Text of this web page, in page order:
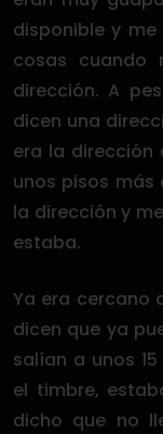
disponible y
cosas cuando
dirección. A
dicen una
era la dirección
unos pisos más
la dirección y
estaba.
Ya era cercano
dicen que ya
salían a unos
el timbre,
dicho que no